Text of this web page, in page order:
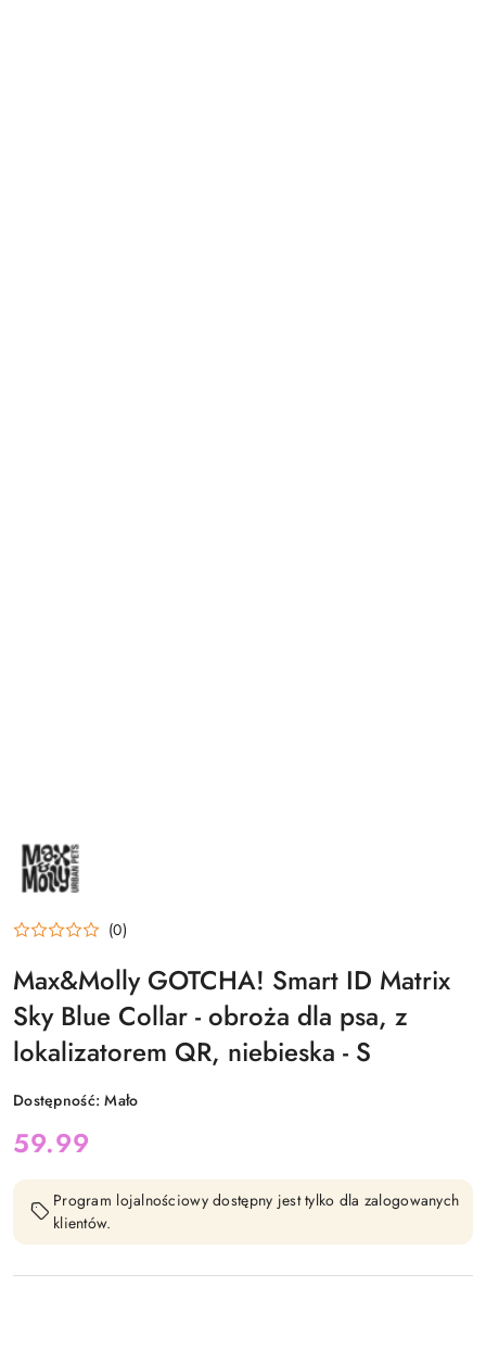
PRODUCENTA:
MAX&MOLLY
(0)
Max&Molly GOTCHA! Smart ID Matrix
Sky Blue Collar - obroża dla psa, z
lokalizatorem QR, niebieska - S
Dostępność:Mało
cena:
59.99
Program lojalnościowy dostępny jest tylko dla zalogowanych
klientów.